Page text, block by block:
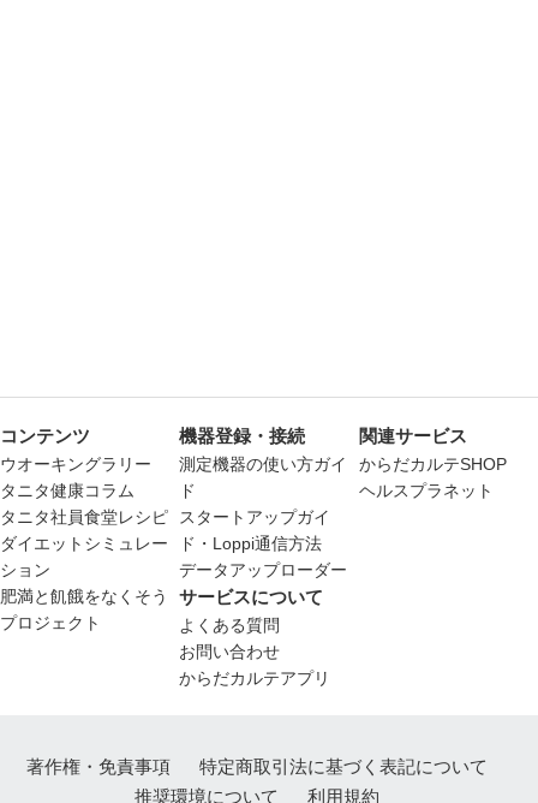
コンテンツ
ウオーキングラリー
タニタ健康コラム
タニタ社員食堂レシピ
ダイエットシミュレー
ション
肥満と飢餓をなくそう
プロジェクト
機器登録・接続
測定機器の使い方ガイ
ド
スタートアップガイ
ド・Loppi通信方法
データアップローダー
サービスについて
よくある質問
お問い合わせ
からだカルテアプリ
関連サービス
からだカルテSHOP
ヘルスプラネット
著作権・免責事項
特定商取引法に基づく表記について
推奨環境について
利用規約